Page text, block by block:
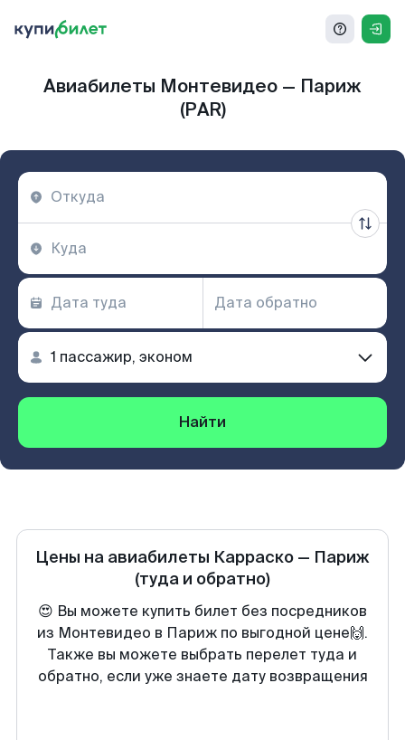
Авиабилеты Монтевидео — Париж
(PAR)
Найти
Цены на авиабилеты Карраско — Париж
(туда и обратно)
😍 Вы можете купить билет без посредников
из Монтевидео в Париж по выгодной цене🙌.
Также вы можете выбрать перелет туда и
обратно, если уже знаете дату возвращения